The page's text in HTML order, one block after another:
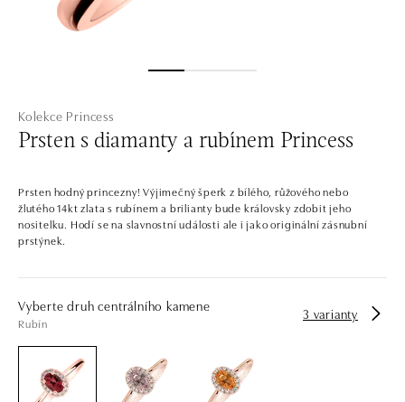
Kolekce Princess
Prsten s diamanty a rubínem Princess
Prsten hodný princezny! Výjimečný šperk z bílého, růžového nebo
žlutého 14kt zlata s rubínem a brilianty bude královsky zdobit jeho
nositelku. Hodí se na slavnostní události ale i jako originální zásnubní
prstýnek.
Vyberte druh centrálního kamene
Rubín
3 varianty